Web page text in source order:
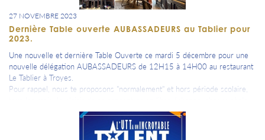
27 NOVEMBRE 2023
Dernière Table ouverte AUBASSADEURS au Tablier pour
2023.
Une nouvelle et dernière Table Ouverte ce mardi 5 décembre pour une
nouvelle délégation AUBASSADEURS de 12H15 à 14H00 au restaurant
Le Tablier à Troyes.
Pour rappel, nous te proposons "normalement" et hors période scolaire,
Ce RDV est une connexion SIMPLE et récurrente entre nous.
Afin d'ouvrir notre communauté, n'hésite pas un amener un ou plusieurs